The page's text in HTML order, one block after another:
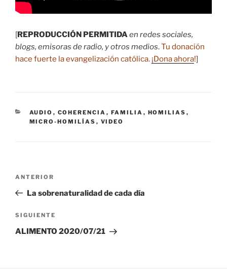
[REPRODUCCIÓN PERMITIDAen redes sociales,
blogs, emisoras de radio, y otros medios.Tu donación
hace fuerte la evangelización católica. ¡Dona ahora!]
CATEGORÍAS
AUDIO , COHERENCIA , FAMILIA , HOMILIAS ,
MICRO-HOMILÍAS , VIDEO
entradas
Entrada
anterior:
ANTERIOR
La sobrenaturalidad de cada día
Siguiente
entrada
SIGUIENTE
ALIMENTO 2020/07/21